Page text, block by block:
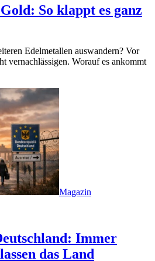
So klappt es ganz
Edelmetallen auswandern? Vor
vernachlässigen. Worauf es ankommt
Magazin
Immer
das Land